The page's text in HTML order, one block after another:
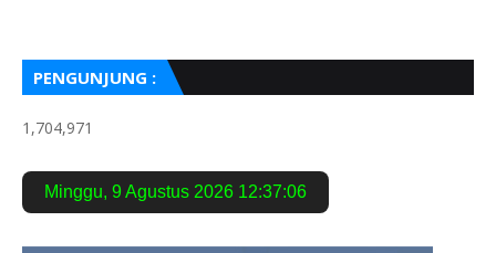
PENGUNJUNG :
1,704,971
Minggu, 9 Agustus 2026 12:37:07